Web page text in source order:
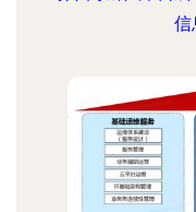
信